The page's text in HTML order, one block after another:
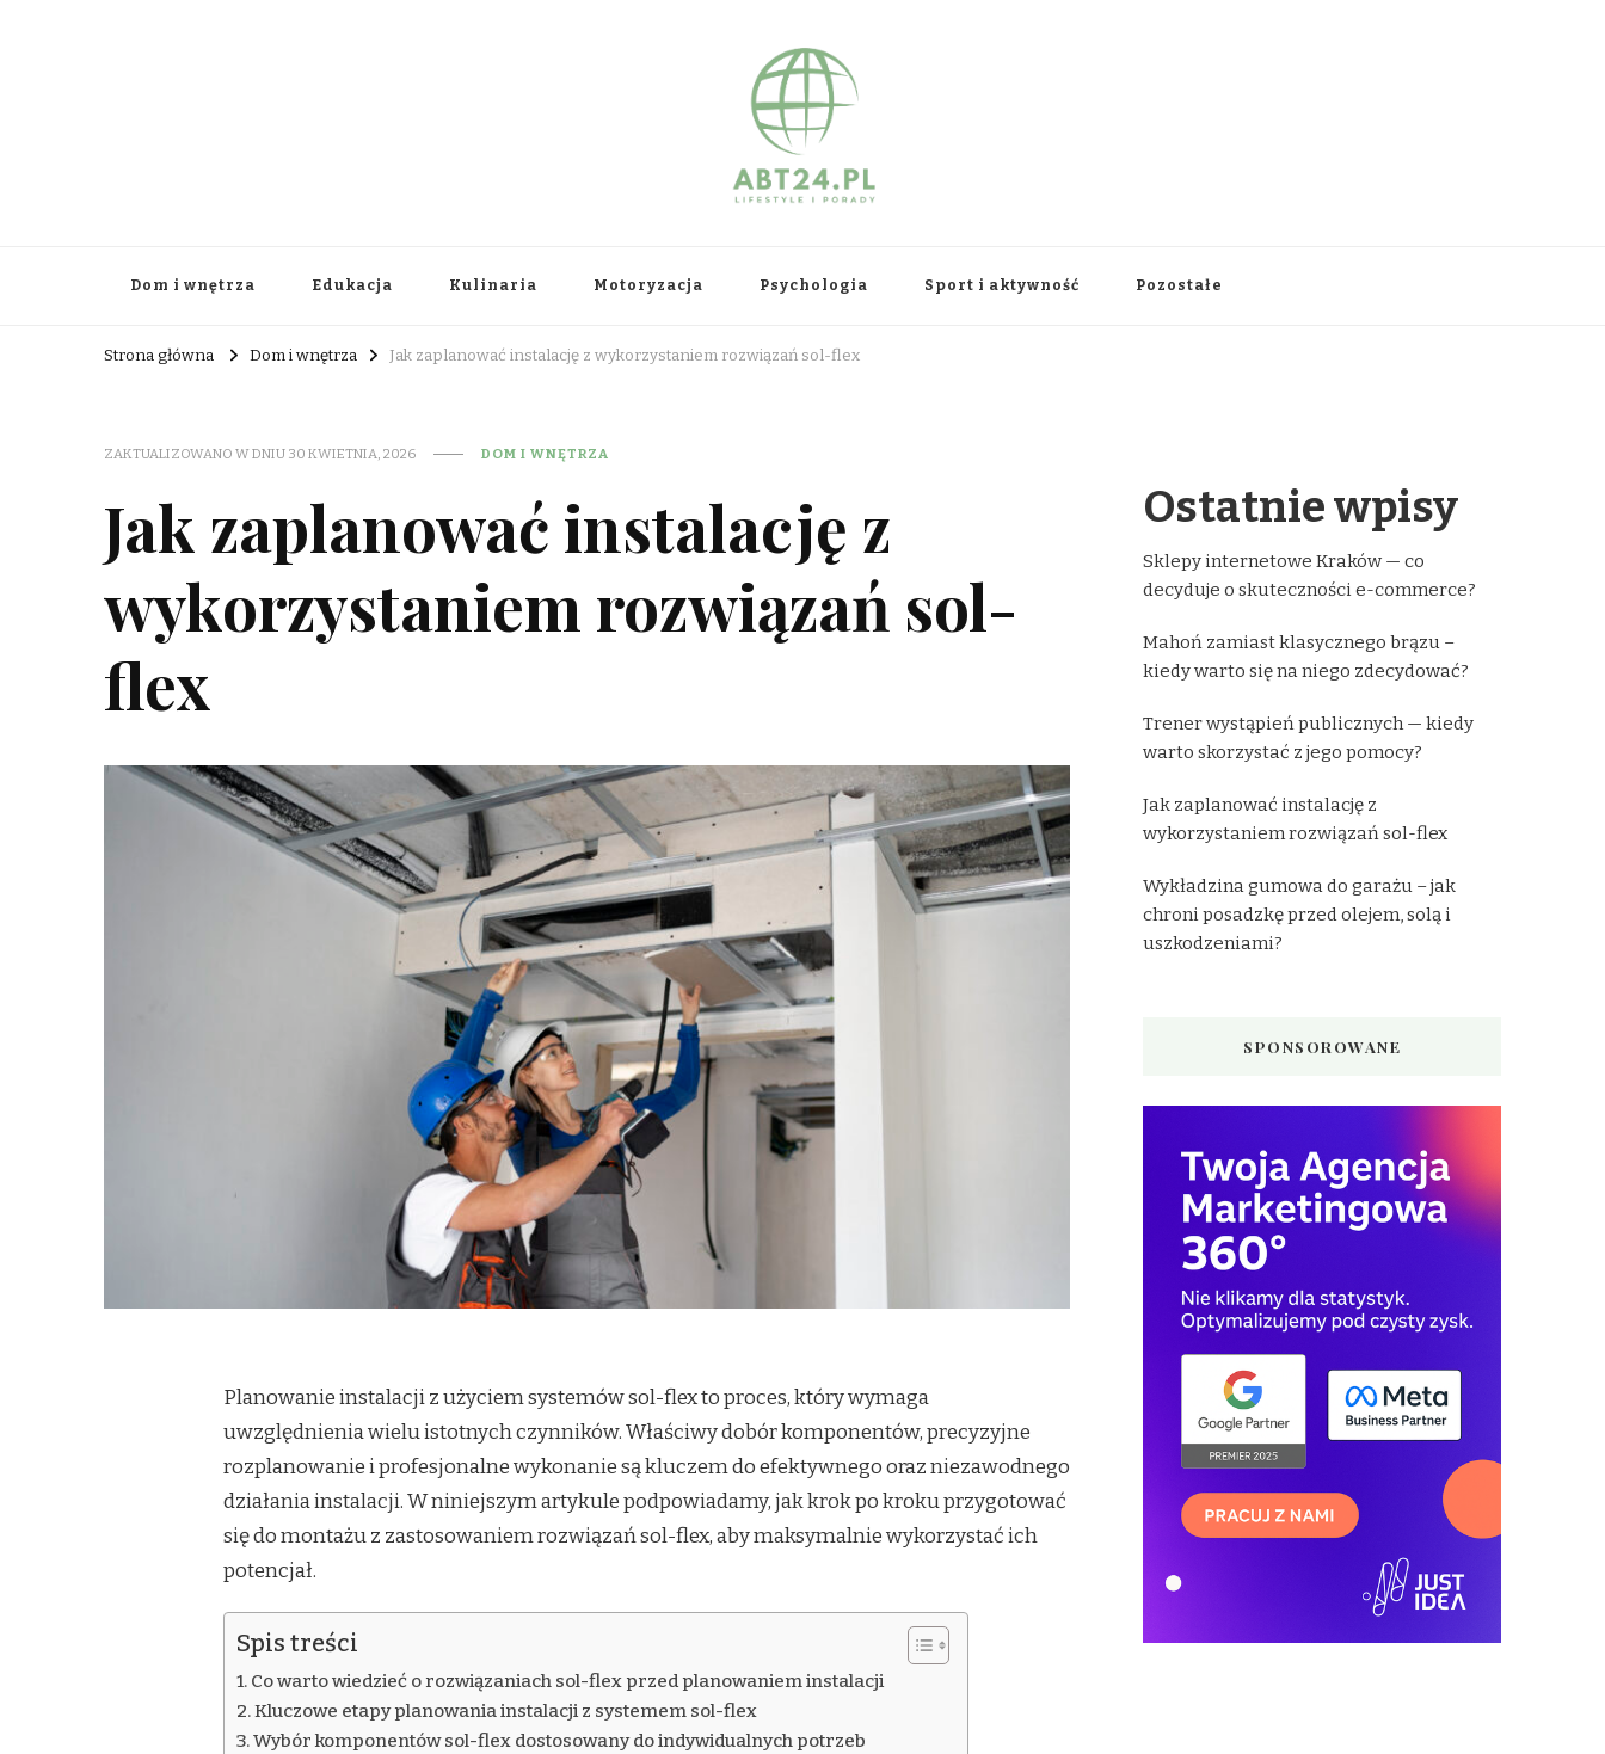
Dom i wnętrza Edukacja Kulinaria Motoryzacja Psychologia Sport i aktywność Pozostałe
Strona główna Dom i wnętrza Jak zaplanować instalację z wykorzystaniem rozwiązań sol-flex
ZAKTUALIZOWANO W DNIU 30 KWIETNIA, 2026 DOM I WNĘTRZA
Jak zaplanować instalację z
wykorzystaniem rozwiązań sol-
flex
Planowanie instalacji z użyciem systemów sol-flex to proces, który wymaga
uwzględnienia wielu istotnych czynników. Właściwy dobór komponentów, precyzyjne
rozplanowanie i profesjonalne wykonanie są kluczem do efektywnego oraz niezawodnego
działania instalacji. W niniejszym artykule podpowiadamy, jak krok po kroku przygotować
się do montażu z zastosowaniem rozwiązań sol-flex, aby maksymalnie wykorzystać ich
potencjał.
Spis treści
Co warto wiedzieć o rozwiązaniach sol-flex przed planowaniem instalacji
Kluczowe etapy planowania instalacji z systemem sol-flex
Wybór komponentów sol-flex dostosowany do indywidualnych potrzeb
Ostatnie wpisy
Sklepy internetowe Kraków — co
decyduje o skuteczności e-commerce?
Mahoń zamiast klasycznego brązu –
kiedy warto się na niego zdecydować?
Trener wystąpień publicznych — kiedy
warto skorzystać z jego pomocy?
Jak zaplanować instalację z
wykorzystaniem rozwiązań sol-flex
Wykładzina gumowa do garażu – jak
chroni posadzkę przed olejem, solą i
uszkodzeniami?
SPONSOROWANE